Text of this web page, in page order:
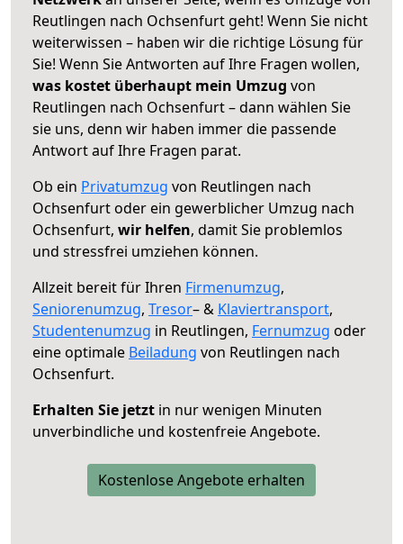
Reutlingen nach Ochsenfurt geht! Wenn Sie nicht
weiterwissen – haben wir die richtige Lösung für
Sie! Wenn Sie Antworten auf Ihre Fragen wollen,
was kostet überhaupt mein Umzug von
Reutlingen nach Ochsenfurt – dann wählen Sie
sie uns, denn wir haben immer die passende
Antwort auf Ihre Fragen parat.
Ob ein Privatumzug von Reutlingen nach
Ochsenfurt oder ein gewerblicher Umzug nach
Ochsenfurt, wir helfen, damit Sie problemlos
und stressfrei umziehen können.
Allzeit bereit für Ihren Firmenumzug,
Seniorenumzug, Tresor– & Klaviertransport,
Studentenumzug in Reutlingen, Fernumzug oder
eine optimale Beiladung von Reutlingen nach
Ochsenfurt.
Erhalten Sie jetzt in nur wenigen Minuten
unverbindliche und kostenfreie Angebote.
Kostenlose Angebote erhalten